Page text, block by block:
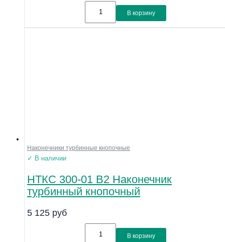
В корзину
Наконечники турбинные кнопочные
✓ В наличии
НТКС 300-01 В2 Наконечник
турбинный кнопочный
5 125 руб
В корзину